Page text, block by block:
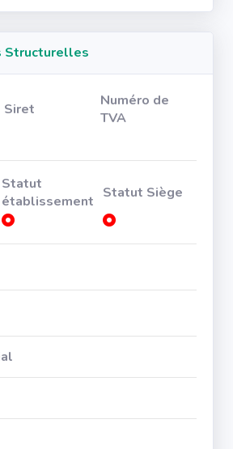
Structurelles
Siret
Numéro de
TVA
Statut
établissement Statut Siège